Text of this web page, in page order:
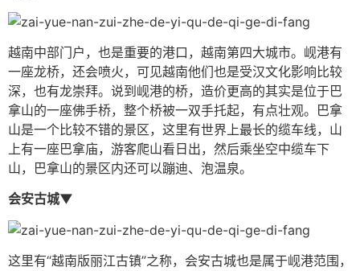
越南中部门户，也是重要的港口，越南第四大城市。岘港有
一座龙桥，还会喷火，可见越南他们也是受汉文化影响比较
深，也有龙崇拜。说到岘港的桥，造价更高的其实是位于巴
拿山的一座佛手桥，整个桥被一双手托起，有点壮观。巴拿
山是一个比较不错的景区，这里有世界上最长的缆车线，山
上有一座巴拿庙，游客爬山看日出，然后乘坐空中缆车下
山，巴拿山的景区内还可以蹦迪、泡温泉。
会安古城▼
这里有“越南版丽江古镇”之称，会安古城也是属于岘港范围，